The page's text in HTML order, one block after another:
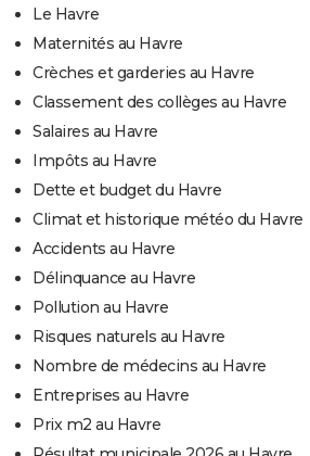
Le Havre
Maternités au Havre
Crèches et garderies au Havre
Classement des collèges au Havre
Salaires au Havre
Impôts au Havre
Dette et budget du Havre
Climat et historique météo du Havre
Accidents au Havre
Délinquance au Havre
Pollution au Havre
Risques naturels au Havre
Nombre de médecins au Havre
Entreprises au Havre
Prix m2 au Havre